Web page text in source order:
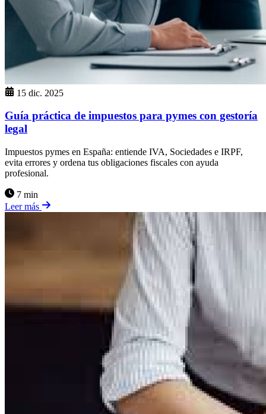
15 dic. 2025
Guía práctica de impuestos para pymes con gestoría
legal
Impuestos pymes en España: entiende IVA, Sociedades e IRPF,
evita errores y ordena tus obligaciones fiscales con ayuda
profesional.
7 min
Leer más